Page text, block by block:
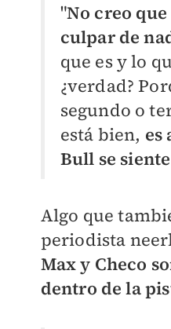
"No creo
culpar de
que es y lo
¿verdad?
segundo o
está bien, es
Bull se
Algo que
periodista
Max y Checo
dentro de la